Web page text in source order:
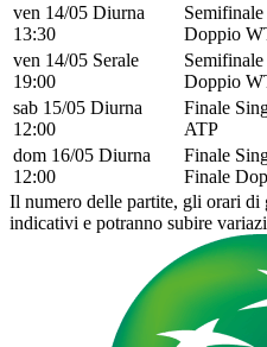
ven 14/05 Diurna
13:30
Doppio
ven 14/05 Serale
19:00
Doppio
sab 15/05 Diurna
12:00
Finale
ATP
dom 16/05 Diurna
12:00
Finale
Finale
Il numero delle partite, gli orari di
indicativi e potranno subire